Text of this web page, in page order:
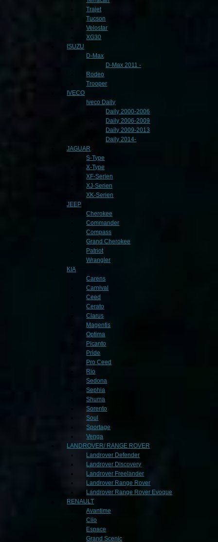
Trajet
Tucson
Velostar
XG30
ISUZU
D-Max
D-Max 2011 -
Rodeo
Trooper
IVECO
Iveco Daily
Daily 2000-2006
Daily 2006-2009
Daily 2009-2013
Daily 2014-
JAGUAR
S-Type
X-Type
XF-Serien
XJ-Serien
XK-Serien
JEEP
Cherokee
Commander
Compass
Grand Cherokee
Patriot
Wrangler
KIA
Carens
Carnival
Ceed
Cerato
Clarus
Magentis
Optima
Picanto
Pride
Pro Ceed
Rio
Sedona
Sephia
Shuma
Sorento
Soul
Sportage
Venga
LANDROVER/ RANGE ROVER
Landrover Defender
Landrover Discovery
Landrover Freelander
Landrover Range Rover
Landrover Range Rover Evoque
RENAULT
Avantime
Clio
Espace
Grand Scenic